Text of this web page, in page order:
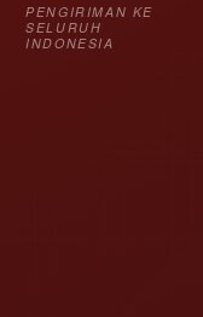
PENGIRIMAN KE
SELURUH
INDONESIA